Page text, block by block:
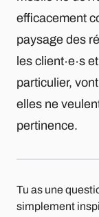
efficacement
paysage des
les client∙e∙s
particulier,
elles ne
pertinence.
Tu as une
simplement